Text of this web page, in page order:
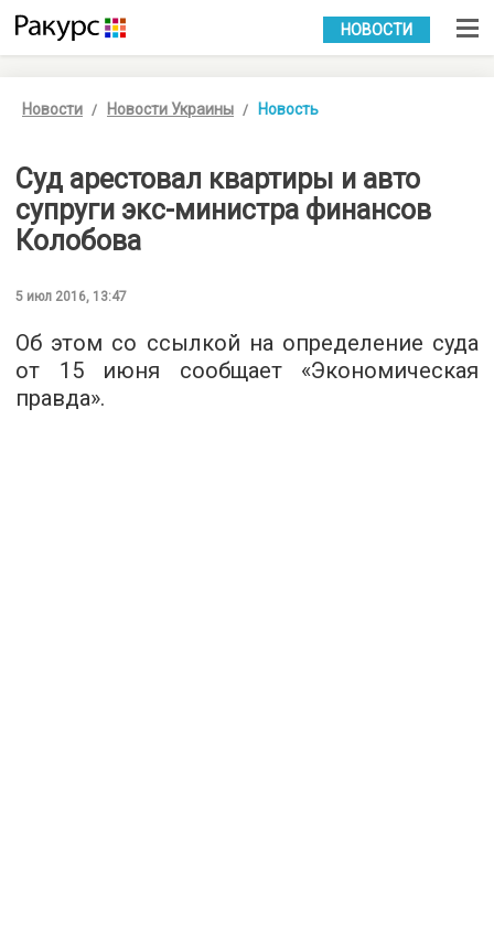
УКР РУС
НОВОСТИ
Новости Новости Украины Новость
Суд арестовал квартиры и авто
супруги экс-министра финансов
Колобова
5 июл 2016, 13:47
Об этом со ссылкой на определение суда
от 15 июня сообщает «Экономическая
правда».